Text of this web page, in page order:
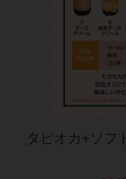
タピオカ+ソフ